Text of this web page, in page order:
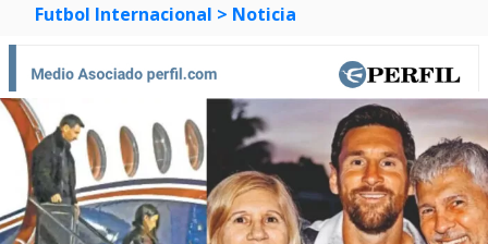
Futbol Internacional > Noticia